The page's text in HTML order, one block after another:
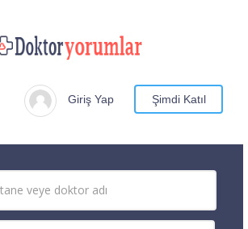
Giriş Yap Şimdi Katıl